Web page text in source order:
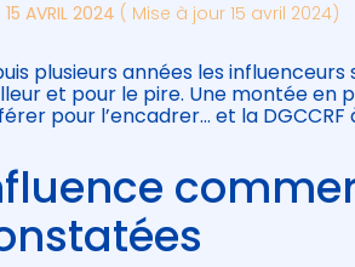
|15 AVRIL 2024 ( Mise à jour 15 avril 2024)
plusieurs années les
et pour le pire. Une montée en
pour l’encadrer… et la